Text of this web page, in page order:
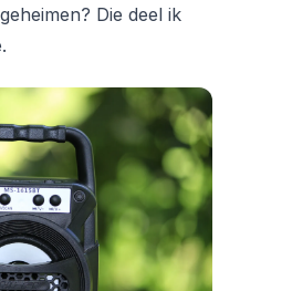
Die deel ik